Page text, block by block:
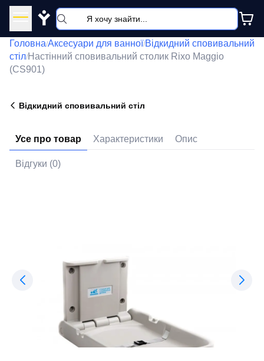
Y
Головна/Аксесуари для ванної/Відкидний сповивальний
стіл/Настінний сповивальний столик Rixo Maggio
(CS901)
Відкидний сповивальний стіл
Усе про товар Характеристики Опис
Відгуки (0)